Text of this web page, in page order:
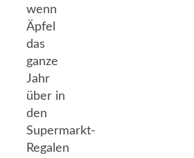
wenn
Äpfel
das
ganze
Jahr
über in
den
Supermarkt-
Regalen